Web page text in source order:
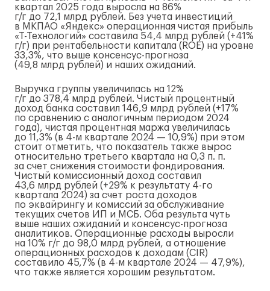
квартал 2025 года выросла на 86%
г/г до 72,1 млрд рублей. Без учета инвестиций
в МКП АО «Яндекс» операционная чистая прибыль
«Т-Технологий» составила 54,4 млрд рублей (+41%
г/г) при рентабельности капитала (ROE) на уровне
33,3%, что выше консенсус-прогноза
(49,8 млрд рублей) и наших ожиданий.
Выручка группы увеличилась на 12%
г/г до 378,4 млрд рублей. Чистый процентный
доход банка составил 146,9 млрд рублей (+17%
по сравнению с аналогичным периодом 2024
года), чистая процентная маржа увеличилась
до 11,3% (в 4-м квартале 2024 — 10,9%) при этом
стоит отметить, что показатель также вырос
относительно третьего квартала на 0,3 п. п.
за счет снижения стоимости фондирования.
Чистый комиссионный доход составил
43,6 млрд рублей (+29% к результату 4-го
квартала 2024) за счет роста доходов
по эквайрингу и комиссий за обслуживание
текущих счетов ИП и МСБ. Оба результа чуть
выше наших ожиданий и консенсус-прогноза
аналитиков. Операционные расходы выросли
на 10% г/г до 98,0 млрд рублей, а отношение
операционных расходов к доходам (CIR)
составило 45,7% (в 4-м квартале 2024 — 47,9%),
что также является хорошим результатом.